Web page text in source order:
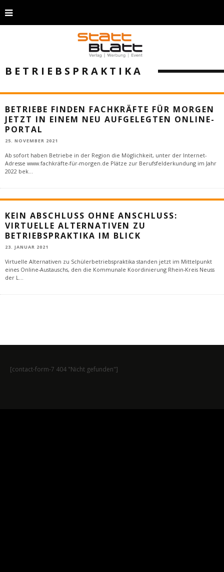
BETRIEBSPRAKTIKA
BETRIEBE FINDEN FACHKRÄFTE FÜR MORGEN
JETZT IN EINEM NEU AUFGELEGTEN ONLINE-
PORTAL
25. NOVEMBER 2021
Ab sofort haben Betriebe in der Region die Möglichkeit, unter der Internet-
Adresse www.fachkräfte-für-morgen.de Plätze zur Berufsfelderkundung im Jahr
2022 bek...
KEIN ABSCHLUSS OHNE ANSCHLUSS:
VIRTUELLE ALTERNATIVEN ZU
BETRIEBSPRAKTIKA IM BLICK
23. JANUAR 2021
Virtuelle Alternativen zu Schülerbetriebspraktika standen jetzt im Mittelpunkt
eines Online-Austauschs, den die Kommunale Koordinierung Rhein-Kreis Neuss
der L...
[contact-form-7 404 "Nicht gefunden"]